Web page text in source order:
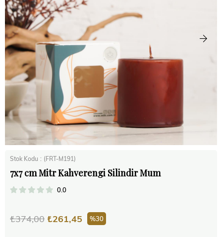
Stok Kodu (FRT-M191)
7x7 cm Mitr Kahverengi Silindir Mum
0.0
₺374,00 ₺261,45 30